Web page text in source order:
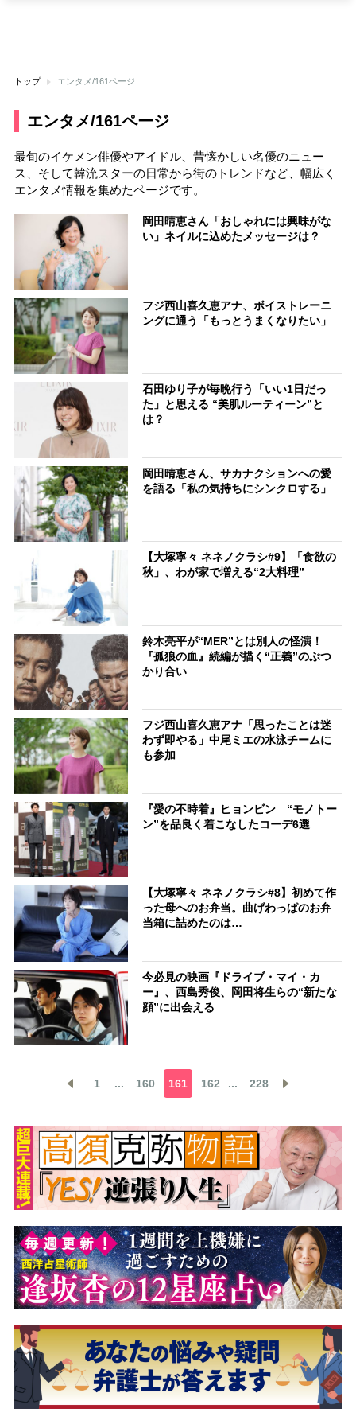
トップ エンタメ/161ページ
エンタメ/161ページ
最旬のイケメン俳優やアイドル、昔懐かしい名優のニュー
ス、そして韓流スターの日常から街のトレンドなど、幅広く
エンタメ情報を集めたページです。
岡田晴恵さん「おしゃれには興味がな
い」ネイルに込めたメッセージは？
フジ西山喜久恵アナ、ボイストレーニ
ングに通う「もっとうまくなりたい」
石田ゆり子が毎晩行う「いい1日だっ
た」と思える “美肌ルーティーン”と
は？
岡田晴恵さん、サカナクションへの愛
を語る「私の気持ちにシンクロする」
【大塚寧々 ネネノクラシ#9】「食欲の
秋」、わが家で増える“2大料理”
鈴木亮平が“MER”とは別人の怪演！
『孤狼の血』続編が描く“正義”のぶつ
かり合い
フジ西山喜久恵アナ「思ったことは迷
わず即やる」中尾ミエの水泳チームに
も参加
『愛の不時着』ヒョンビン “モノトー
ン”を品良く着こなしたコーデ6選
【大塚寧々 ネネノクラシ#8】初めて作
った母へのお弁当。曲げわっぱのお弁
当箱に詰めたのは…
今必見の映画『ドライブ・マイ・カ
ー』、西島秀俊、岡田将生らの“新たな
顔”に出会える
1 ... 160 161 162 ... 228